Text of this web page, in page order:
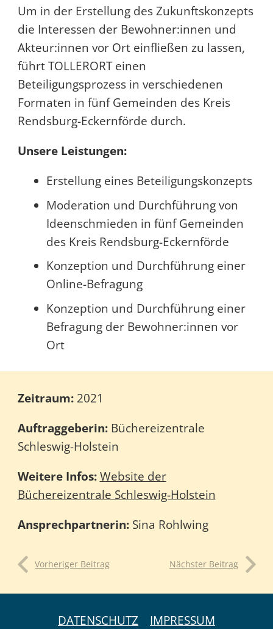
Um in der Erstellung des Zukunftskonzepts
die Interessen der Bewohner:innen und
Akteur:innen vor Ort einfließen zu lassen,
führt TOLLERORT einen
Beteiligungsprozess in verschiedenen
Formaten in fünf Gemeinden des Kreis
Rendsburg-Eckernförde durch.
Unsere Leistungen:
Erstellung eines Beteiligungskonzepts
Moderation und Durchführung von
Ideenschmieden in fünf Gemeinden
des Kreis Rendsburg-Eckernförde
Konzeption und Durchführung einer
Online-Befragung
Konzeption und Durchführung einer
Befragung der Bewohner:innen vor
Ort
Zeitraum: 2021
Auftraggeberin:Büchereizentrale
Schleswig-Holstein
Weitere Infos:Website der
Büchereizentrale Schleswig-Holstein
Ansprechpartnerin:Sina Rohlwing
Vorheriger Beitrag Nächster Beitrag
DATENSCHUTZ IMPRESSUM